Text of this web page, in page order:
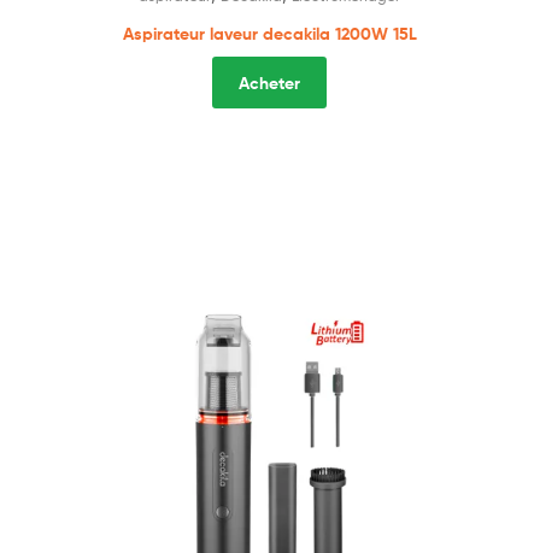
Aspirateur laveur decakila 1200W 15L
Acheter